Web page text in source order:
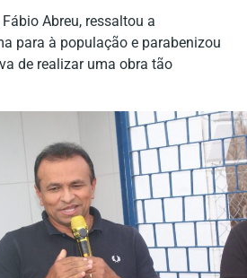
Abreu, ressaltou a
para à população e parabenizou
de realizar uma obra tão